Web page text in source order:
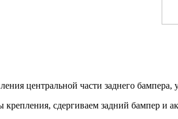
центральной части заднего
сдергиваем задний бампер и